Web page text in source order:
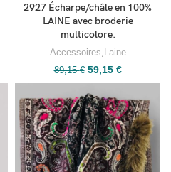
2927 Écharpe/châle en 100%
LAINE avec broderie
multicolore.
Accessoires Laine
89,15€ 59,15 €